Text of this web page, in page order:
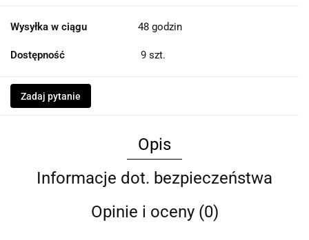
Wysyłka w ciągu 48 godzin
Dostępność 9 szt.
Zadaj pytanie
Opis
Informacje dot. bezpieczeństwa
Opinie i oceny (0)